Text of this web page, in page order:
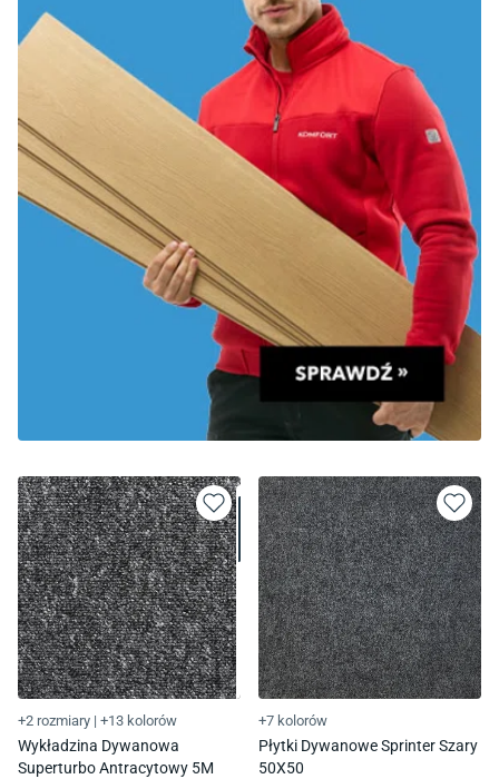
+2 rozmiary | +13 kolorów
Wykładzina Dywanowa
Superturbo Antracytowy 5M
+7 kolorów
Płytki Dywanowe Sprinter Szary
50X50